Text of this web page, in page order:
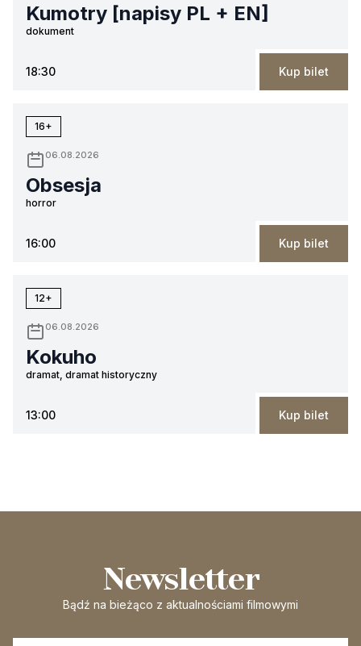
Kumotry [napisy PL + EN]
dokument
18:30 Kup bilet
16+
06.08.2026
Obsesja
horror
16:00 Kup bilet
12+
06.08.2026
Kokuho
dramat, dramat historyczny
13:00 Kup bilet
Newsletter
Bądź na bieżąco z aktualnościami filmowymi